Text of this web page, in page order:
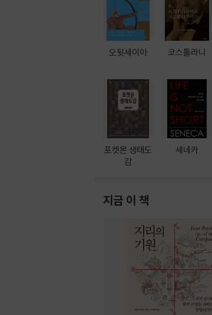
오뒷세이아
포켓몬 생태도
감
코스톨라니
세네카
지금 이 책